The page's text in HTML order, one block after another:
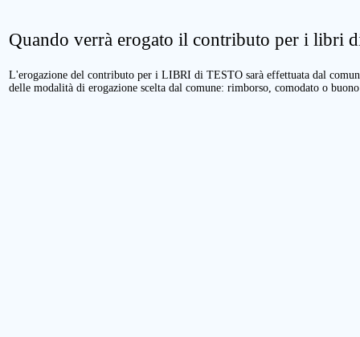
Quando verrà erogato il contributo per i libri
L'erogazione del contributo per i LIBRI di TESTO sarà effettuata dal
delle modalità di erogazione scelta dal comune: rimborso, comodato o